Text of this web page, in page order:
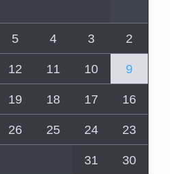
2
3
4
5
9
10
11
12
16
17
18
19
23
24
25
26
30
31